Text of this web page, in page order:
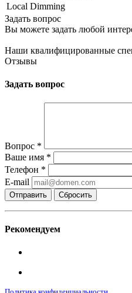
Local Dimming
Задать вопрос
Вы можете задать любой
Наши квалифицированные
Отзывы
Задать вопрос
Вопрос *
Ваше имя *
Телефон *
E-mail
Сбросить
Рекомендуем